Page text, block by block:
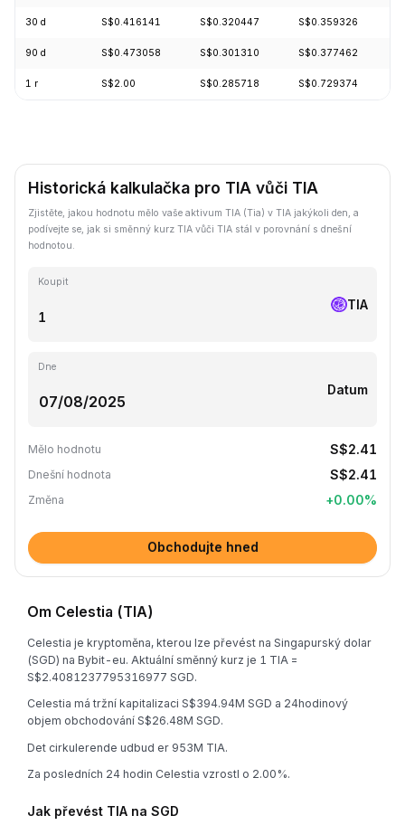
30 d S$0.416141 S$0.320447 S$0.359326
90 d S$0.473058 S$0.301310 S$0.377462
1 r S$2.00 S$0.285718 S$0.729374
Historická kalkulačka pro TIA vůči TIA
Zjistěte, jakou hodnotu mělo vaše aktivum TIA (Tia) v TIA jakýkoli den, a
podívejte se, jak si směnný kurz TIA vůči TIA stál v porovnání s dnešní
hodnotou.
Koupit
TIA
Dne
Datum
Mělo hodnotu S$2.41
Dnešní hodnota S$2.41
Změna +0.00%
Obchodujte hned
Om Celestia (TIA)
Celestia je kryptoměna, kterou lze převést na Singapurský dolar
(SGD) na Bybit-eu. Aktuální směnný kurz je 1 TIA =
S$2.4081237795316977 SGD.
Celestia má tržní kapitalizaci S$394.94M SGD a 24hodinový
objem obchodování S$26.48M SGD.
Det cirkulerende udbud er 953M TIA.
Za posledních 24 hodin Celestia vzrostl o 2.00%.
Jak převést TIA na SGD